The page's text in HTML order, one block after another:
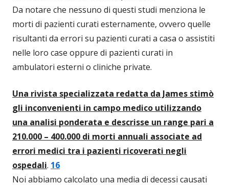
Da notare che nessuno di questi studi menziona le
morti di pazienti curati esternamente, ovvero quelle
risultanti da errori su pazienti curati a casa o assistiti
nelle loro case oppure di pazienti curati in
ambulatori esterni o cliniche private.
Una rivista specializzata redatta da James stimò
gli inconvenienti in campo medico utilizzando
una analisi ponderata e descrisse un range pari a
210.000 – 400.000 di morti annuali associate ad
errori medici tra i pazienti ricoverati negli
ospedali. 16
Noi abbiamo calcolato una media di decessi causati